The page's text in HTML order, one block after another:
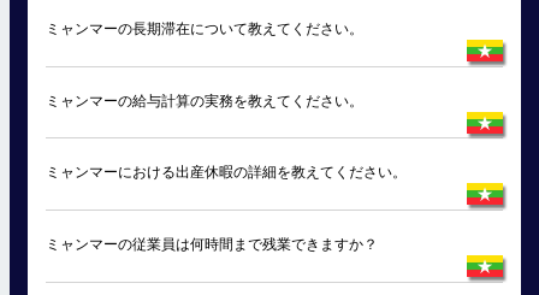
ミャンマーの長期滞在について教えてください。
ミャンマーの給与計算の実務を教えてください。
ミャンマーにおける出産休暇の詳細を教えてください。
ミャンマーの従業員は何時間まで残業できますか？